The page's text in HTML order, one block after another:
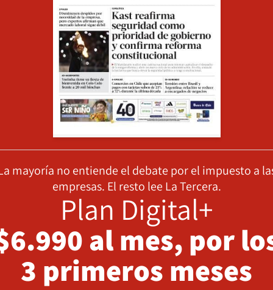
mayoría no entiende el debate por el impuesto a
empresas. El resto lee La Tercera.
Plan Digital+
al mes, por
3 primeros meses